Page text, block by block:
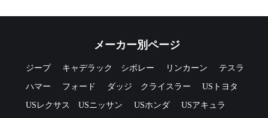
メーカー別ページ
ジープ キャデラック シボレー リンカーン テスラ
ハマー フォード ダッジ クライスラー USトヨタ
USレクサス USニッサン USホンダ USアキュラ